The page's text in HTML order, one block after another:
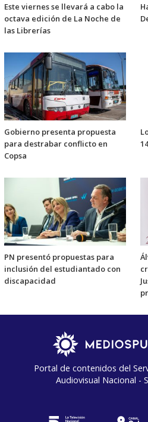
Este viernes se llevará a cabo la
octava edición de La Noche de
las Librerías
Gobierno presenta propuesta
para destrabar conflicto en
Copsa
PN presentó propuestas para
inclusión del estudiantado con
discapacidad
Portal de contenidos del
Audiovisual Nacional -